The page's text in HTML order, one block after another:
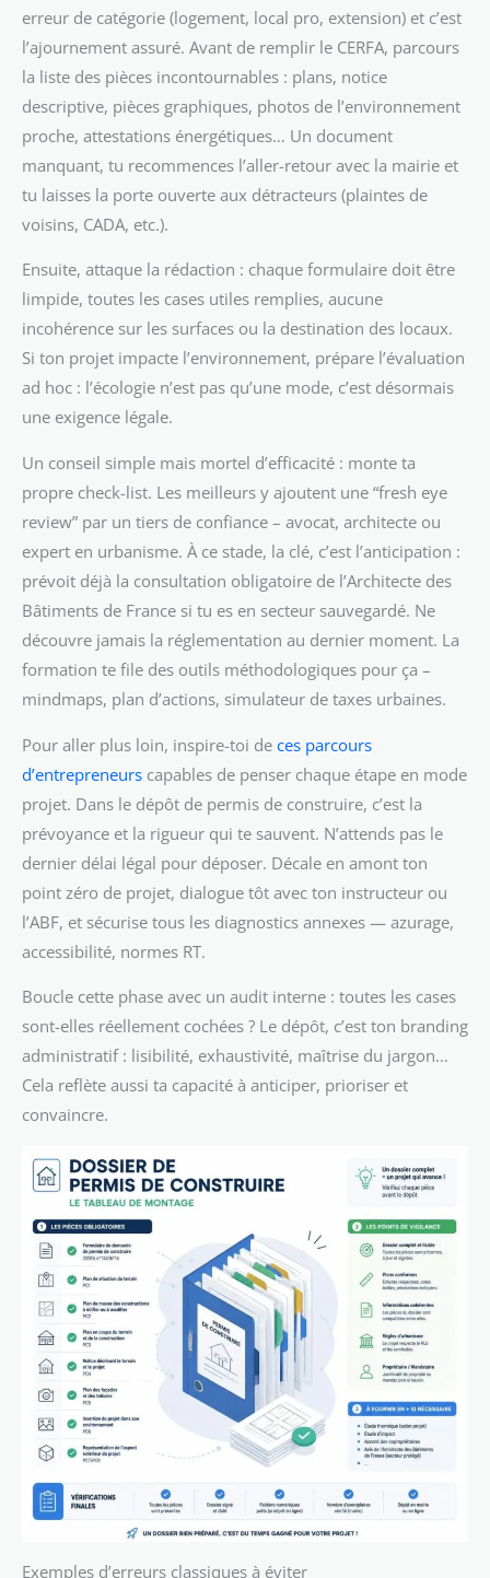
erreur de catégorie (logement, local pro, extension) et c’est
l’ajournement assuré. Avant de remplir le CERFA, parcours
la liste des pièces incontournables : plans, notice
descriptive, pièces graphiques, photos de l’environnement
proche, attestations énergétiques… Un document
manquant, tu recommences l’aller-retour avec la mairie et
tu laisses la porte ouverte aux détracteurs (plaintes de
voisins, CADA, etc.).
Ensuite, attaque la rédaction : chaque formulaire doit être
limpide, toutes les cases utiles remplies, aucune
incohérence sur les surfaces ou la destination des locaux.
Si ton projet impacte l’environnement, prépare l’évaluation
ad hoc : l’écologie n’est pas qu’une mode, c’est désormais
une exigence légale.
Un conseil simple mais mortel d’efficacité : monte ta
propre check-list. Les meilleurs y ajoutent une “fresh eye
review” par un tiers de confiance – avocat, architecte ou
expert en urbanisme. À ce stade, la clé, c’est l’anticipation :
prévoit déjà la consultation obligatoire de l’Architecte des
Bâtiments de France si tu es en secteur sauvegardé. Ne
découvre jamais la réglementation au dernier moment. La
formation te file des outils méthodologiques pour ça –
mindmaps, plan d’actions, simulateur de taxes urbaines.
Pour aller plus loin, inspire-toi de ces parcours
d’entrepreneurs capables de penser chaque étape en mode
projet. Dans le dépôt de permis de construire, c’est la
prévoyance et la rigueur qui te sauvent. N’attends pas le
dernier délai légal pour déposer. Décale en amont ton
point zéro de projet, dialogue tôt avec ton instructeur ou
l’ABF, et sécurise tous les diagnostics annexes — azurage,
accessibilité, normes RT.
Boucle cette phase avec un audit interne : toutes les cases
sont-elles réellement cochées ? Le dépôt, c’est ton branding
administratif : lisibilité, exhaustivité, maîtrise du jargon…
Cela reflète aussi ta capacité à anticiper, prioriser et
convaincre.
Exemples d’erreurs classiques à éviter